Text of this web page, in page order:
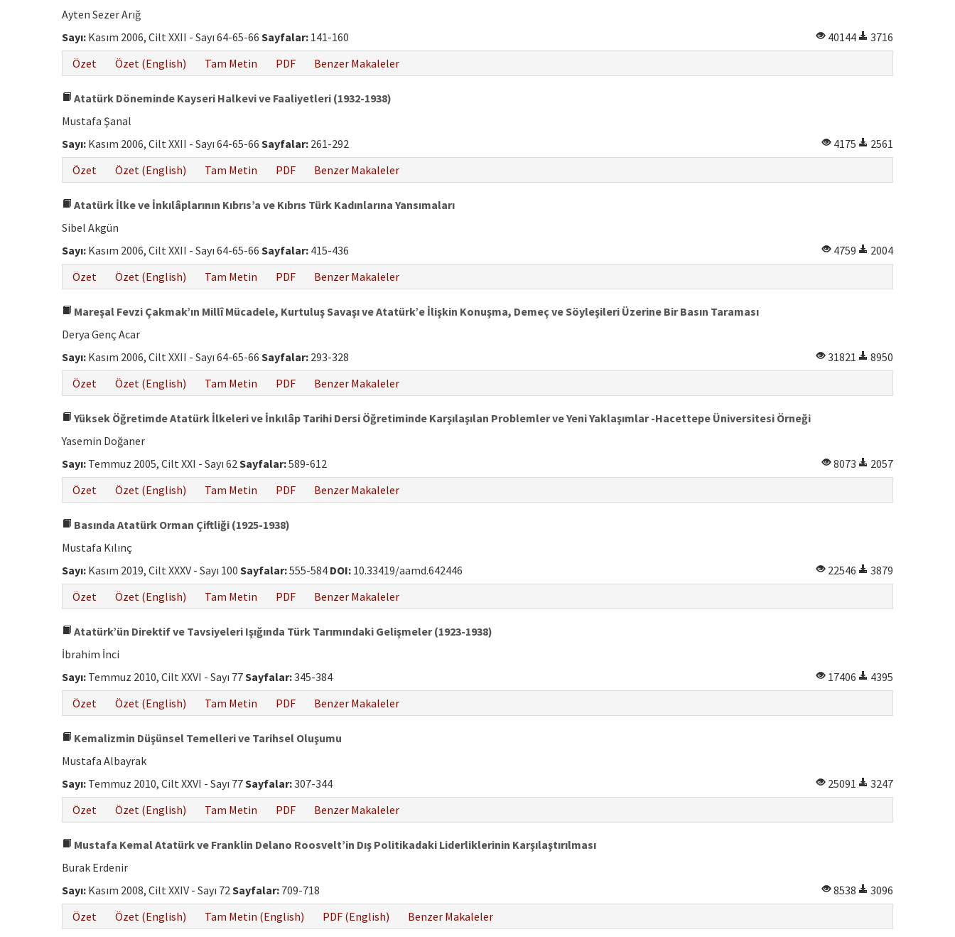
Ayten Sezer Arığ
Sayı: Kasım 2006, Cilt XXII - Sayı 64-65-66 Sayfalar: 141-160 40144
3716
Özet
Özet (English) Tam Metin PDF Benzer Makaleler
Atatürk Döneminde Kayseri Halkevi ve Faaliyetleri (1932-1938)
Mustafa Şanal
Sayı: Kasım 2006, Cilt XXII - Sayı 64-65-66 Sayfalar: 261-292 4175
2561
Özet
Özet (English) Tam Metin PDF Benzer Makaleler
Atatürk İlke ve İnkılâplarının Kıbrıs’a ve Kıbrıs Türk Kadınlarına Yansımaları
Sibel Akgün
Sayı: Kasım 2006, Cilt XXII - Sayı 64-65-66 Sayfalar: 415-436 4759
2004
Özet
Özet (English) Tam Metin PDF Benzer Makaleler
Mareşal Fevzi Çakmak’ın Millî Mücadele, Kurtuluş Savaşı ve Atatürk’e İlişkin Konuşma, Demeç ve Söyleşileri Üzerine Bir Basın Taraması
Derya Genç Acar
Sayı: Kasım 2006, Cilt XXII - Sayı 64-65-66 Sayfalar: 293-328 31821
8950
Özet
Özet (English) Tam Metin PDF Benzer Makaleler
Yüksek Öğretimde Atatürk İlkeleri ve İnkılâp Tarihi Dersi Öğretiminde Karşılaşılan Problemler ve Yeni Yaklaşımlar -Hacettepe Üniversitesi Örneği
Yasemin Doğaner
Sayı: Temmuz 2005, Cilt XXI - Sayı 62Sayfalar:589-612 8073
2057
Özet
Özet (English) Tam Metin PDF Benzer Makaleler
Basında Atatürk Orman Çiftliği (1925-1938)
Mustafa Kılınç
Sayı: Kasım 2019, Cilt XXXV - Sayı 100 Sayfalar:555-584 DOI: 10.33419/aamd.642446 22546
3879
Özet
Özet (English) Tam Metin PDF Benzer Makaleler
Atatürk’ün Direktif ve Tavsiyeleri Işığında Türk Tarımındaki Gelişmeler (1923-1938)
İbrahim İnci
Sayı: Temmuz 2010, Cilt XXVI - Sayı 77Sayfalar:345-384 17406
4395
Özet
Özet (English) Tam Metin PDF Benzer Makaleler
Kemalizmin Düşünsel Temelleri ve Tarihsel Oluşumu
Mustafa Albayrak
Sayı: Temmuz 2010, Cilt XXVI - Sayı 77Sayfalar:307-344 25091
3247
Özet
Özet (English) Tam Metin PDF Benzer Makaleler
Mustafa Kemal Atatürk ve Franklin Delano Roosvelt’in Dış Politikadaki Liderliklerinin Karşılaştırılması
Burak Erdenir
Sayı: Kasım 2008, Cilt XXIV - Sayı 72Sayfalar: 709-718 8538
3096
Özet
Özet (English) Tam Metin (English) PDF (English) Benzer Makaleler